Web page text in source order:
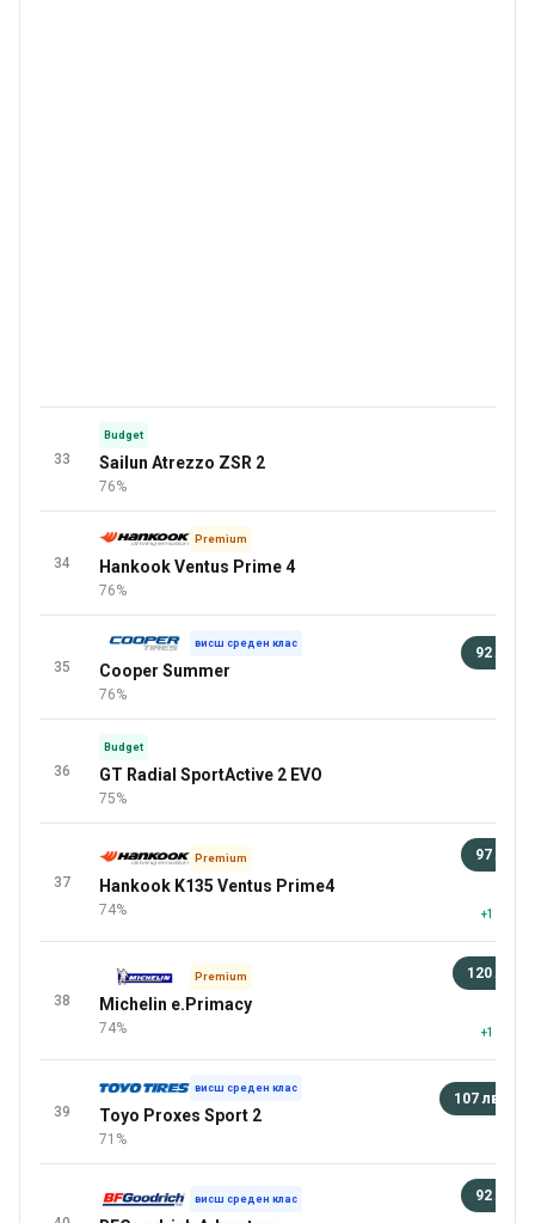
33
Budget
Sailun Atrezzo ZSR 2
76%
34
Premium
Hankook Ventus Prime 4
76%
35
висш среден клас
Cooper Summer
76%
92 лв
36
Budget
GT Radial SportActive 2 EVO
75%
37
Premium
Hankook K135 Ventus Prime4
74%
97 лв
+1
38
Premium
Michelin e.Primacy
74%
120 лв
+1
39
висш среден клас
Toyo Proxes Sport 2
71%
107 лв
висш среден клас 92 лв